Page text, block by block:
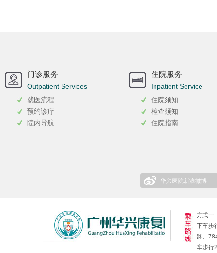
门诊服务
Outpatient Services
就医流程
预约诊疗
院内导航
住院服务
Inpatient Service
住院须知
检查须知
住院指南
华兴医院新浪微博
方式一
下车步
路、
车步行